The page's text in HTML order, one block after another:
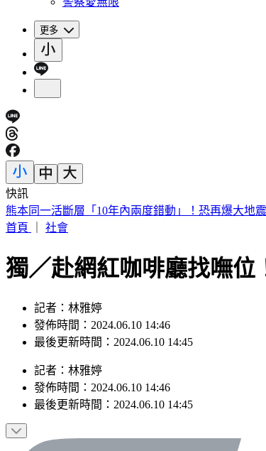
更多
快訊
韓足協爆刷公卡「性招待」10外籍裁判 獲世界盃等
首頁
社會
獨／赴網紅咖啡廳找嘸位
記者：林雅婷
發佈時間：2024.06.10 14:46
最後更新時間：2024.06.10 14:45
記者 ： 林雅婷
發佈時間： 2024.06.10 14:46
最後更新時間： 2024.06.10 14:45